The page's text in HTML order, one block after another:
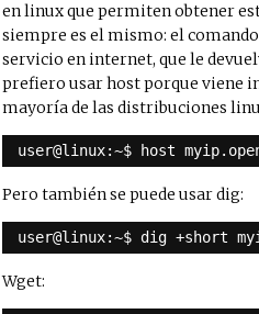
en linux que permiten obtener
siempre es el mismo: el
servicio en internet, que le
prefiero usar host porque viene
mayoría de las distribuciones
user@linux:~$ host
Pero también se puede usar dig:
user@linux:~$ dig +short
Wget: